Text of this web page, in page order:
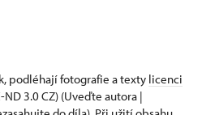
podléhají fotografie a texty licenci
ND 3.0 CZ) (Uveďte autora |